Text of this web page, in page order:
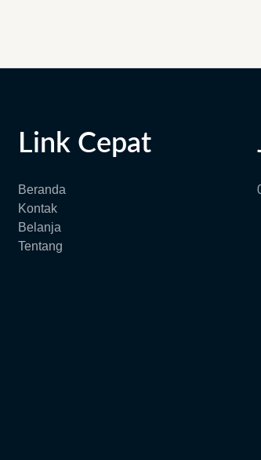
Link Cepat
Beranda
Kontak
Belanja
Tentang